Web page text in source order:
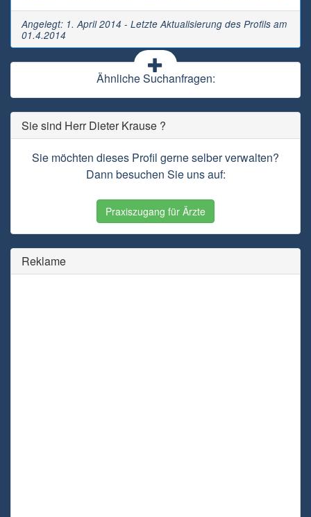
Angelegt: 1. April 2014 - Letzte Aktualisierung des Profils am
01.4.2014
Ähnliche Suchanfragen:
Sie sind Herr Dieter Krause ?
Sie möchten dieses Profil gerne selber verwalten?
Dann besuchen Sie uns auf:
Praxiszugang für Ärzte
Reklame